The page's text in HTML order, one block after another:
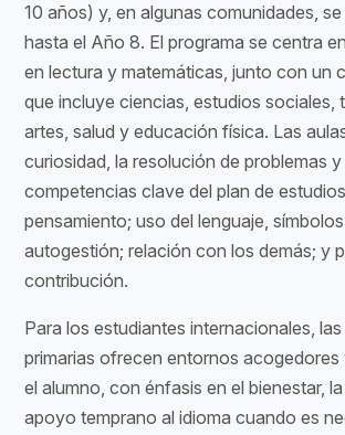
10 años) y, en algunas comunidades,
hasta el Año 8. El programa se centra
en lectura y matemáticas, junto con un
que incluye ciencias, estudios sociales,
artes, salud y educación física. Las
curiosidad, la resolución de problemas y
competencias clave del plan de
pensamiento; uso del lenguaje,
autogestión; relación con los demás; y
contribución.
Para los estudiantes internacionales,
primarias ofrecen entornos
el alumno, con énfasis en el bienestar,
apoyo temprano al idioma cuando es